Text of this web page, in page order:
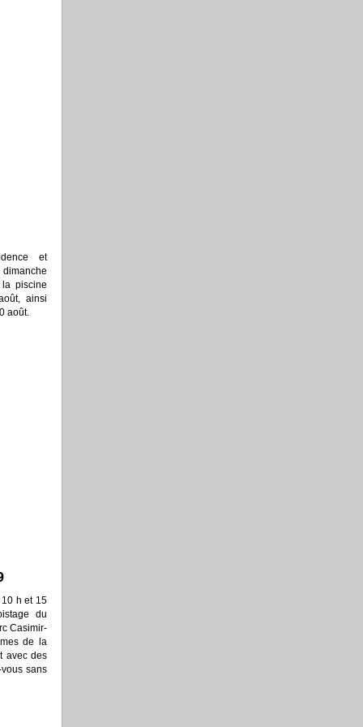
et
dimanche
piscine
ainsi
août.
h et 15
du
Casimir-
de la
avec des
sans